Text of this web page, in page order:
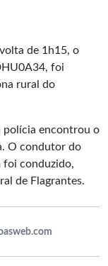
de 1h15, o
foi
rural do
polícia encontrou o
O condutor do
foi conduzido,
de Flagrantes.